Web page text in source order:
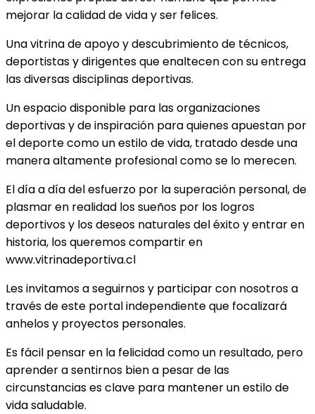
mejorar la calidad de vida y ser felices.
Una vitrina de apoyo y descubrimiento de técnicos,
deportistas y dirigentes que enaltecen con su entrega
las diversas disciplinas deportivas.
Un espacio disponible para las organizaciones
deportivas y de inspiración para quienes apuestan por
el deporte como un estilo de vida, tratado desde una
manera altamente profesional como se lo merecen.
El día a día del esfuerzo por la superación personal, de
plasmar en realidad los sueños por los logros
deportivos y los deseos naturales del éxito y entrar en
historia, los queremos compartir en
www.vitrinadeportiva.cl
Les invitamos a seguirnos y participar con nosotros a
través de este portal independiente que focalizará
anhelos y proyectos personales.
Es fácil pensar en la felicidad como un resultado, pero
aprender a sentirnos bien a pesar de las
circunstancias es clave para mantener un estilo de
vida saludable.